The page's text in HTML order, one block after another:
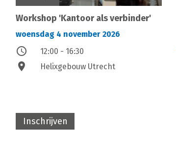
Workshop 'Kantoor als verbinder'
woensdag 4 november 2026
access_time 12:00 - 16:30
location_on Helixgebouw Utrecht
Inschrijven